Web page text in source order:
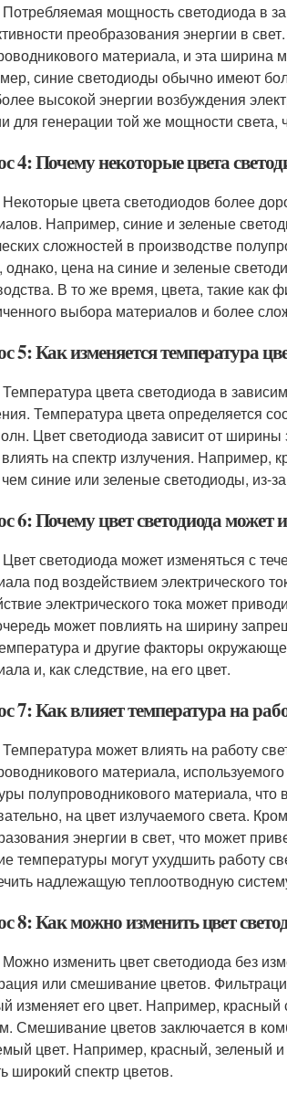
мощность светодиода в
преобразования энергии в
материала, и эта ширина
синие светодиоды обычно имеют
высокой энергии возбуждения
для генерации той же мощности
4: Почему некоторые цвета
цвета светодиодов более
Например, синие и зеленые
сложностей в производстве
однако, цена на синие и зеленые
В то же время, цвета, такие как
выбора материалов и более
5: Как изменяется температура
цвета светодиода в
Температура цвета определяется
Цвет светодиода зависит от
на спектр излучения. Например,
синие или зеленые светодиоды, из-
6: Почему цвет светодиода может
светодиода может изменяться с
под воздействием электрического
электрического тока может
может повлиять на ширину
и другие факторы
и, как следствие, на его цвет.
7: Как влияет температура на
может влиять на работу
материала,
полупроводникового материала,
на цвет излучаемого света.
энергии в свет, что может
температуры могут ухудшить работу
надлежащую теплоотводную
8: Как можно изменить цвет
изменить цвет светодиода без
или смешивание цветов.
изменяет его цвет. Например,
Смешивание цветов заключается в
цвет. Например, красный, зеленый
широкий спектр цветов.